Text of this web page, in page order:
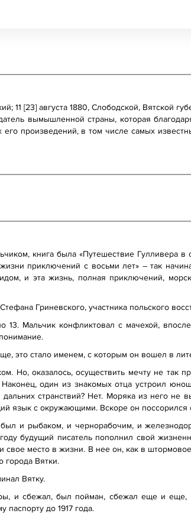
11 [23] августа 1880, Слободской, Вятской
вымышленной страны, которая
его произведений, в том числе самых
книга была «Путешествие Гулливера в
приключений с восьми лет» – так
и эта жизнь, полная приключений,
Гриневского, участника польского
13. Мальчик конфликтовал с мачехой,
это стало именем, с которым он вошел в
Но, оказалось, осуществить мечту не так
один из знакомых отца устроил
странствий? Нет. Моряка из него
язык с окружающими. Вскоре он поссорился
и рыбаком, и чернорабочим, и
будущий писатель пополнил свой
свое место в жизни. В нее он, как в
города Вятки.
Вятку.
и сбежал, был пойман, сбежал еще и еще,
паспорту до 1917 года.